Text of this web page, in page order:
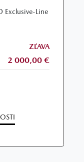
Exclusive‑Line
ZĽAVA
2 000,00 €